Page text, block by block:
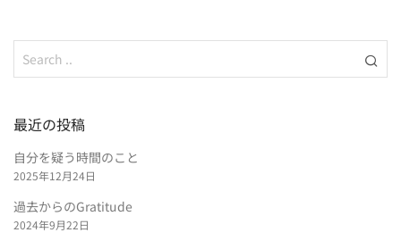
最近の投稿
自分を疑う時間のこと
2025年12月24日
過去からのGratitude
2024年9月22日